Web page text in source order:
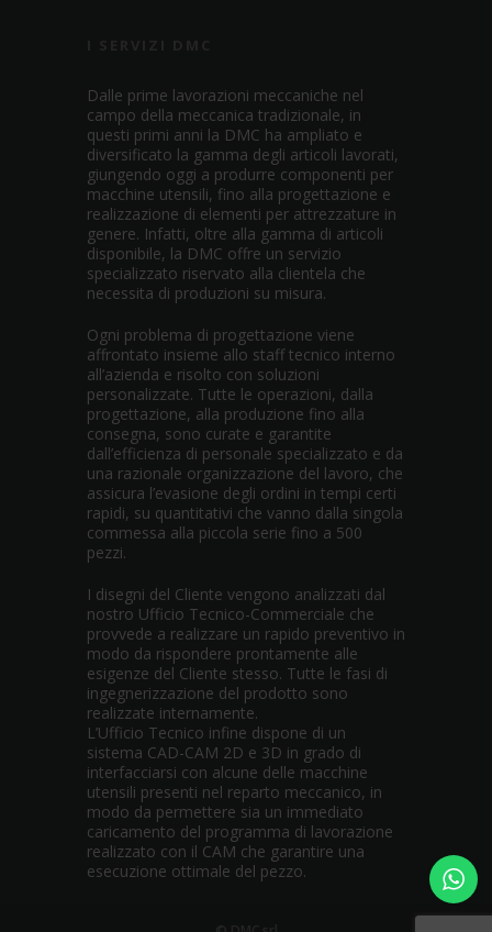
Dalle prime lavorazioni meccaniche nel
campo della meccanica tradizionale, in
questi primi anni la DMC ha ampliato e
diversificato la gamma degli articoli lavorati,
giungendo oggi a produrre componenti per
macchine utensili, fino alla progettazione e
realizzazione di elementi per attrezzature in
genere. Infatti, oltre alla gamma di articoli
disponibile, la DMC offre un servizio
specializzato riservato alla clientela che
necessita di produzioni su misura.
Ogni problema di progettazione viene
affrontato insieme allo staff tecnico interno
all’azienda e risolto con soluzioni
personalizzate. Tutte le operazioni, dalla
progettazione, alla produzione fino alla
consegna, sono curate e garantite
dall’efficienza di personale specializzato e da
una razionale organizzazione del lavoro, che
assicura l’evasione degli ordini in tempi certi
rapidi, su quantitativi che vanno dalla singola
commessa alla piccola serie fino a 500
pezzi.
I disegni del Cliente vengono analizzati dal
nostro Ufficio Tecnico-Commerciale che
provvede a realizzare un rapido preventivo in
modo da rispondere prontamente alle
esigenze del Cliente stesso. Tutte le fasi di
ingegnerizzazione del prodotto sono
realizzate internamente.
L’Ufficio Tecnico infine dispone di un
sistema CAD-CAM 2D e 3D in grado di
interfacciarsi con alcune delle macchine
utensili presenti nel reparto meccanico, in
modo da permettere sia un immediato
caricamento del programma di lavorazione
realizzato con il CAM che garantire una
esecuzione ottimale del pezzo.